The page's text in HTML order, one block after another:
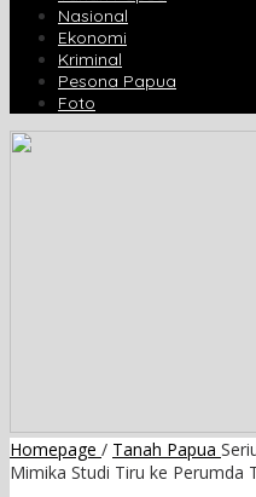
Nasional
Ekonomi
Kriminal
Pesona Papua
Foto
Homepage / Tanah Papua
Mimika Studi Tiru ke Perumda